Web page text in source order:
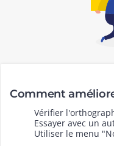
Comment
Vérifier
Essayer avec un
Utiliser le menu